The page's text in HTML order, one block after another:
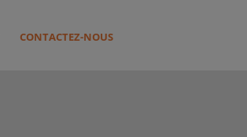
CONTACTEZ-NOUS